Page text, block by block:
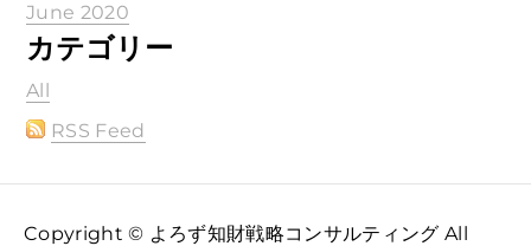
June 2020
カテゴリー
All
RSS Feed
Copyright © よろず知財戦略コンサルティング All